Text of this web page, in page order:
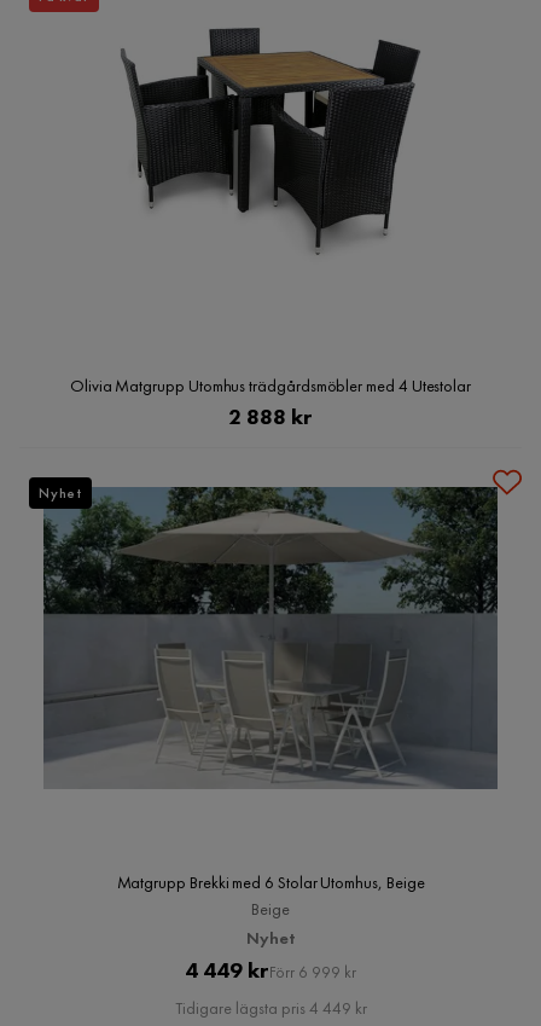
Olivia Matgrupp Utomhus trädgårdsmöbler med 4 Utestolar
Pris
2 888 kr
Matgrupp Brekki med 6 Stolar Utomhus, Beige
Beige
Nyhet
Pris
4 449 krOriginal
Pris
Förr 6 999 kr
Tidigare lägsta pris 4 449 kr
Nyhet